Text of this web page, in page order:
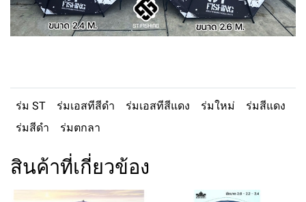
ร่ม ST ร่มเอสทีสีดำ ร่มเอสทีสีแดง ร่มใหม่
ร่มสีแดง
ร่มสีดำ
ร่มตกลา
สินค้าที่เกี่ยวข้อง